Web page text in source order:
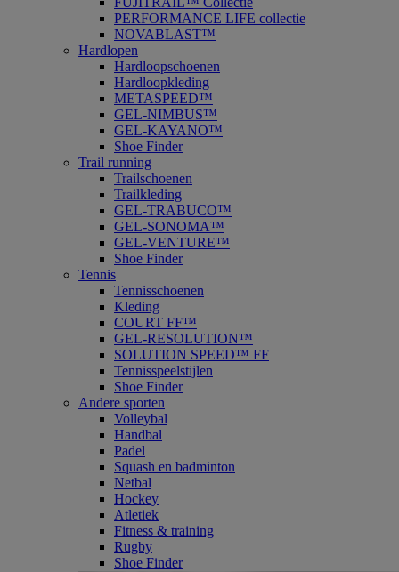
PERFORMANCE LIFE collectie
NOVABLAST™
Hardlopen
Hardloopschoenen
Hardloopkleding
METASPEED™
GEL-NIMBUS™
GEL-KAYANO™
Shoe Finder
Trail running
Trailschoenen
Trailkleding
GEL-TRABUCO™
GEL-SONOMA™
GEL-VENTURE™
Shoe Finder
Tennis
Tennisschoenen
Kleding
COURT FF™
GEL-RESOLUTION™
SOLUTION SPEED™ FF
Tennisspeelstijlen
Shoe Finder
Andere sporten
Volleybal
Handbal
Padel
Squash en badminton
Netbal
Hockey
Atletiek
Fitness & training
Rugby
Shoe Finder